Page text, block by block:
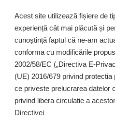
Acest site utilizează fișiere de
experiență cât mai plăcută și
cunoștință faptul că ne-am
conforma cu modificările
2002/58/EC („Directiva E-
(UE) 2016/679 privind
ce priveste prelucrarea datelor
privind libera circulatie a
Directivei